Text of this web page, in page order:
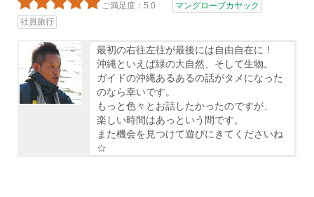
ご満足度：5.0
マングローブカヤック
社員旅行
最初の右往左往が最後には自由自在に！
沖縄といえば緑の大自然、そして生物。
ガイドの沖縄あるあるの話がタメになった
のなら幸いです。
もっと色々とお話したかったのですが、
楽しい時間はあっという間です。
また機会を見つけて遊びにきてくださいね
☆